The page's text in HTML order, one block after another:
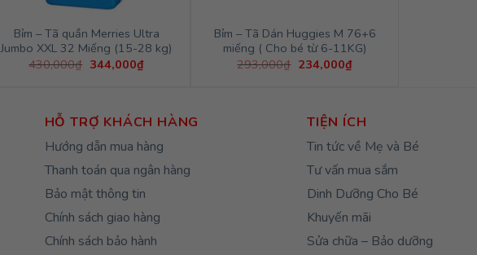
Bỉm – Tã quần Merries Ultra
Jumbo XXL 32 Miếng (15-28 kg)
430,000₫ Giá
344,000₫Giá
hiện
344,000₫.
Bỉm – Tã Dán Huggies M 76+6
miếng ( Cho bé từ 6-11KG)
293,000₫ Giá
234,000₫Giá
hiện
HỖ TRỢ KHÁCH HÀNG
Hướng dẫn mua hàng
Thanh toán qua ngân hàng
Bảo mật thông tin
Chính sách giao hàng
Chính sách bảo hành
TIỆN ÍCH
Tin tức về Mẹ và Bé
Tư vấn mua sắm
Dinh Dưỡng Cho Bé
Khuyến mãi
Sửa chữa – Bảo dưỡng